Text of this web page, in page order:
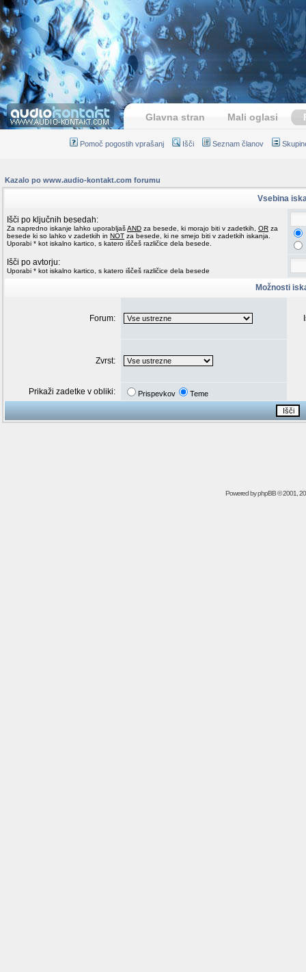
Glavna stran Mali oglasi
Pomoč pogostih vprašanj Išči Seznam članov
Kazalo po www.audio-kontakt.com forumu
Vsebina
Išči po ključnih besedah:
Za napredno iskanje lahko uporabljašAND za besede, ki morajo biti v zadetkih, OR za
besede ki so lahko v zadetkih in NOT za besede, ki ne smejo biti v zadetkih iskanja.
Uporabi * kot iskalno kartico, s katero iščeš različice dela besede.
Išči po avtorju:
Uporabi * kot iskalno kartico, s katero iščeš različice dela besede
Možnosti
Forum:
Zvrst:
Prikaži zadetke v obliki: Prispevkov Teme
Powered byphpBB© 2001,